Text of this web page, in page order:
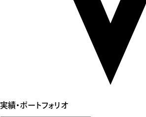
実績・ポートフォリオ